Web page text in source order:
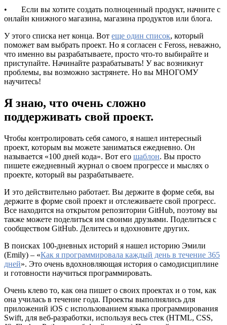
• Если вы хотите создать полноценный продукт, начните с
онлайн книжного магазина, магазина продуктов или блога.
У этого списка нет конца. Вот еще один список, который
поможет вам выбрать проект. Но я согласен с Feross, неважно,
что именно вы разрабатываете, просто что-то выбирайте и
приступайте. Начинайте разрабатывать! У вас возникнут
проблемы, вы возможно застрянете. Но вы МНОГОМУ
научитесь!
Я знаю, что очень сложно
поддерживать свой проект.
Чтобы контролировать себя самого, я нашел интересный
проект, которым вы можете заниматься ежедневно. Он
называется «100 дней кода». Вот его шаблон. Вы просто
пишете ежедневный журнал о своем прогрессе и мыслях о
проекте, который вы разрабатываете.
И это действительно работает. Вы держите в форме себя, вы
держите в форме свой проект и отслеживаете свой прогресс.
Все находится на открытом репозитории GitHub, поэтому вы
также можете поделиться им своими друзьями. Поделиться с
сообществом GitHub. Делитесь и вдохновите других.
В поисках 100-дневных историй я нашел историю Эмили
(Emily) – «Как я программировала каждый день в течение 365
дней». Это очень вдохновляющая история о самодисциплине
и готовности научиться программировать.
Очень клево то, как она пишет о своих проектах и о том, как
она училась в течение года. Проекты выполнялись для
приложений iOS с использованием языка программирования
Swift, для веб-разработки, используя весь стек (HTML, CSS,